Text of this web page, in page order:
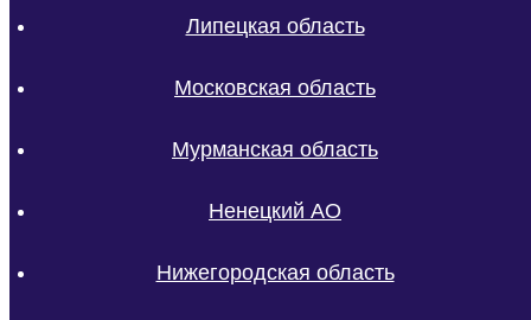
Липецкая область
Московская область
Мурманская область
Ненецкий АО
Нижегородская область